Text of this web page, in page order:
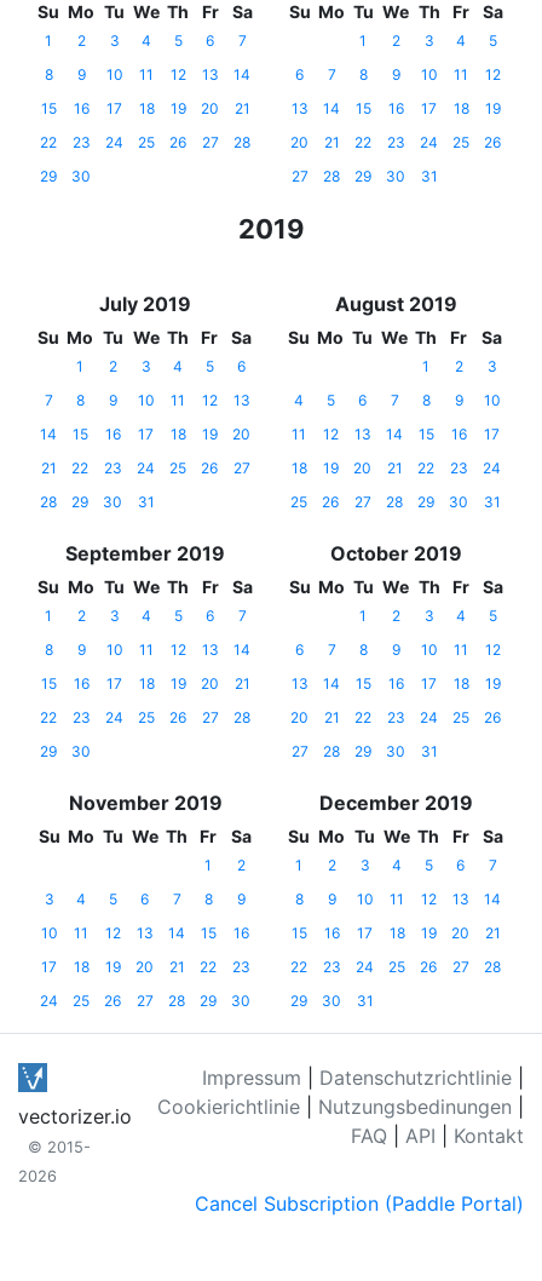
Su Mo Tu We Th Fr Sa
1 2 3 4 5 6
7
8
9 10 11 12 13
14
15
16 17 18 19 20
21
22
23 24 25 26 27
28
29
30
Su Mo Tu We Th Fr Sa
1 2 3 4
5
6
7 8 9 10 11
12
13
14 15 16 17 18
19
20
21 22 23 24 25
26
27
28 29 30 31
2019
July 2019
Su Mo Tu We Th Fr Sa
1 2 3 4 5
6
7
8 9 10 11 12
13
14
15 16 17 18 19
20
21
22 23 24 25 26
27
28
29 30 31
August 2019
Su Mo Tu We Th Fr Sa
1 2
3
4
5 6 7 8 9
10
11
12 13 14 15 16
17
18
19 20 21 22 23
24
25
26 27 28 29 30 31
September 2019
Su Mo Tu We Th Fr Sa
1 2 3 4 5 6
7
8
9 10 11 12 13
14
15
16 17 18 19 20
21
22
23 24 25 26 27
28
29
30
October 2019
Su Mo Tu We Th Fr Sa
1 2 3 4
5
6
7 8 9 10 11
12
13
14 15 16 17 18
19
20
21 22 23 24 25
26
27
28 29 30 31
November 2019
Su Mo Tu We Th Fr Sa
1
2
3
4 5 6 7 8
9
10
11 12 13 14 15
16
17
18 19 20 21 22
23
24
25 26 27 28 29 30
December 2019
Su Mo Tu We Th Fr Sa
1 2 3 4 5 6
7
8
9 10 11 12 13
14
15
16 17 18 19 20
21
22
23 24 25 26 27
28
29
30 31
vectorizer.io
© 2015-
2026
Impressum Datenschutzrichtlinie
Cookierichtlinie
Nutzungsbedinungen
FAQ
API Kontakt
Cancel Subscription (Paddle Portal)